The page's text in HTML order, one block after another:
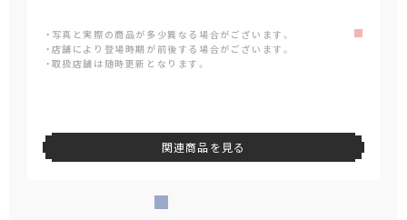
・写真と実際の商品が多少異なる場合がございます。
・店舗により登場時期が前後する場合がございます。
・取扱店舗は随時更新となります。
関連商品を見る